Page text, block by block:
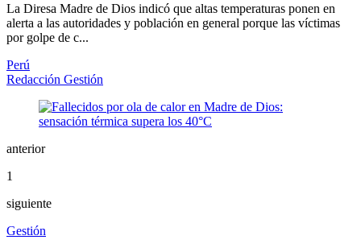
La Diresa Madre de Dios indicó que altas temperaturas ponen en
alerta a las autoridades y población en general porque las víctimas
por golpe de c...
Perú
Redacción Gestión
anterior
1
siguiente
Gestión